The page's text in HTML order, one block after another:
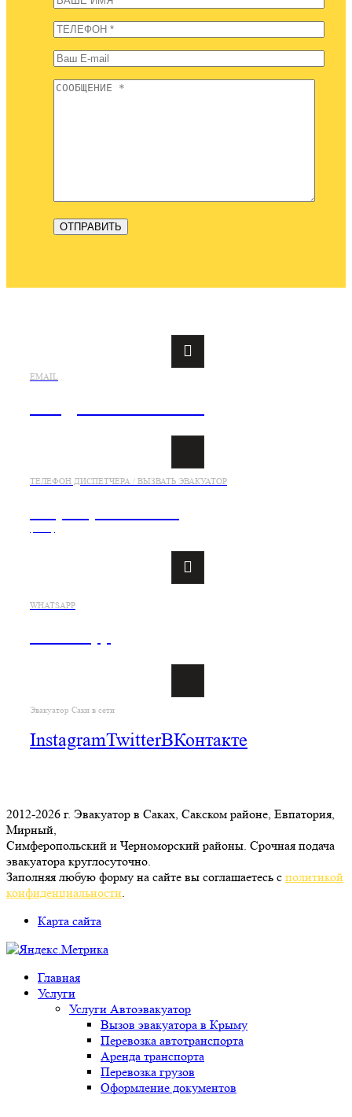
EMAIL
ТЕЛЕФОН ДИСПЕТЧЕРА / ВЫЗВАТЬ ЭВАКУАТОР
WHATSAPP
Эвакуатор Саки в сети
InstagramTwitterВКонтакте
2012-2026 г. Эвакуатор в Саках, Сакском районе, Евпатория,
Мирный,
Симферопольский и Черноморский районы. Срочная подача
эвакуатора круглосуточно.
Заполняя любую форму на сайте вы соглашаетесь с политикой
конфиденциальности
Карта сайта
Главная
Услуги
Услуги Автоэвакуатор
Вызов эвакуатора в Крыму
Перевозка автотранспорта
Аренда транспорта
Перевозка грузов
Оформление документов